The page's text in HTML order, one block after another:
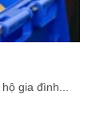
gia đình...